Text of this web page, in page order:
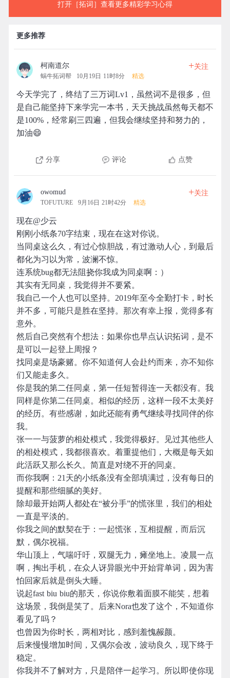
打开［拓词］查看更多精彩学习心得
更多推荐
柯南道尔
蜗牛拓词帮 10月19日 11时8分 精选
+关注
今天学完了，终结了三万词Lv1，虽然词不是很多，但
是自己能坚持下来学完一本书，天天挑战虽然每天都不
是100%，经常刷三四遍，但我会继续坚持和努力的，
加油😄
分享 评论 点赞
owomud
TOFUTURE 9月16日 21时42分 精选
+关注
现在@少云
刚刚小纸条70字结束，现在在这对你说。
当同桌这么久，有过心惊胆战，有过激动人心，到最后
都化为习以为常，波澜不惊。
连系统bug都无法阻挠你我成为同桌啊：）
其实有无同桌，我觉得并不要紧。
我自己一个人也可以坚持。2019年至今全勤打卡，时长
并不多，可能只是胜在坚持。那次有幸上报，觉得多有
意外。
然后自己突然有个想法：如果你也早点认识拓词，是不
是可以一起登上周报？
找同桌是场豪赌。你不知道何人会赴约而来，亦不知你
们又能走多久。
你是我的第二任同桌，第一任短暂得连一天都没有。我
同样是你第二任同桌。相似的经历，这样一段不太美好
的经历。有些感谢，如此还能有勇气继续寻找同伴的你
我。
张一一与菠萝的相处模式，我觉得极好。见过其他些人
的相处模式，我都很喜欢。着重提他们，大概是每天如
此活跃又那么长久。简直是对绕不开的同桌。
而你我啊：21天的小纸条没有全部填满过，没有每日的
提醒和那些细腻的美好。
除却最开始两人都处在“被分手”的慌张里，我们的相处
一直是平淡的。
你我之间的默契在于：一起慌张，互相提醒，而后沉
默，偶尔祝福。
华山顶上，气喘吁吁，双腿无力，瘫坐地上。凌晨一点
啊，掏出手机，在众人讶异眼光中开始背单词，因为害
怕回家后就是倒头大睡。
说起fast biu biu的那天，你说你敷着面膜不能笑，想着
这场景，我倒是笑了。后来Nora也发了这个，不知道你
看见了吗？
也曾因为你时长，两相对比，感到羞愧赧颜。
后来慢慢增加时间，又偶尔会改，波动良久，现下终于
稳定。
你我并不了解对方，只是陪伴一起学习。所以即使你现